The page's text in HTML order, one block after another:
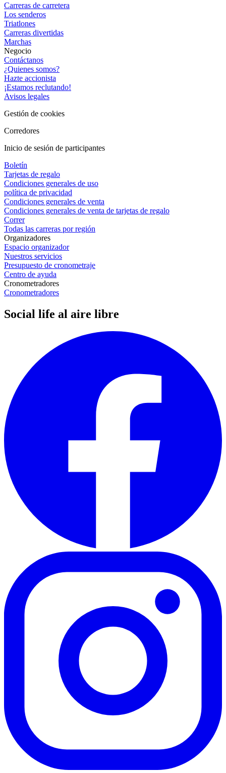
Carreras de carretera
Los senderos
Triatlones
Carreras divertidas
Marchas
Negocio
Contáctanos
¿Quienes somos?
Hazte accionista
¡Estamos reclutando!
Avisos legales
Gestión de cookies
Corredores
Inicio de sesión de participantes
Boletín
Tarjetas de regalo
Condiciones generales de uso
política de privacidad
Condiciones generales de venta
Condiciones generales de venta de tarjetas de regalo
Correr
Todas las carreras por región
Organizadores
Espacio organizador
Nuestros servicios
Presupuesto de cronometraje
Centro de ayuda
Cronometradores
Cronometradores
Social life al aire libre